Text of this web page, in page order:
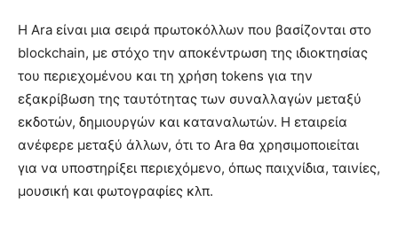
Η Ara είναι μια σειρά πρωτοκόλλων που βασίζονται στο
blockchain, με στόχο την αποκέντρωση της ιδιοκτησίας
του περιεχομένου και τη χρήση tokens για την
εξακρίβωση της ταυτότητας των συναλλαγών μεταξύ
εκδοτών, δημιουργών και καταναλωτών. Η εταιρεία
ανέφερε μεταξύ άλλων, ότι το Ara θα χρησιμοποιείται
για να υποστηρίξει περιεχόμενο, όπως παιχνίδια, ταινίες,
μουσική και φωτογραφίες κλπ.